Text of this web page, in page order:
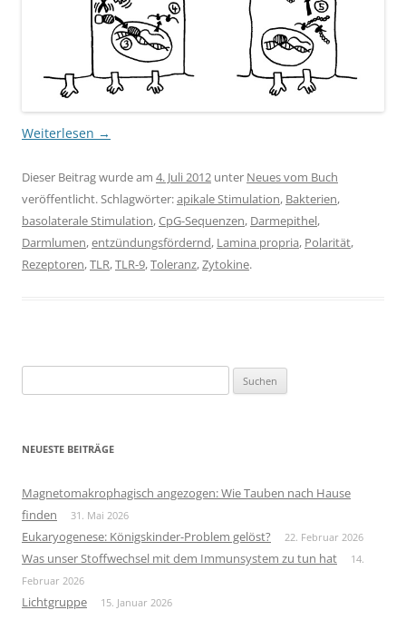
Weiterlesen →
Dieser Beitrag wurde am 4. Juli 2012 unter Neues vom Buch
veröffentlicht. Schlagwörter:apikale Stimulation, Bakterien,
basolaterale Stimulation,CpG-Sequenzen, Darmepithel,
Darmlumen,entzündungsfördernd, Lamina propria, Polarität,
Rezeptoren,TLR,TLR-9,Toleranz,Zytokine.
nach:
NEUESTE BEITRÄGE
Magnetomakrophagisch angezogen: Wie Tauben nach Hause
finden
31. Mai 2026
Eukaryogenese: Königskinder-Problem gelöst? 22. Februar 2026
Was unser Stoffwechsel mit dem Immunsystem zu tun hat
14.
Februar 2026
Lichtgruppe 15. Januar 2026